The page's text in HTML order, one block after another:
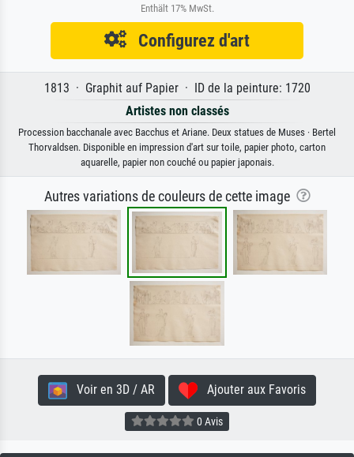
Enthält 17% MwSt.
Configurez d'art
1813 · Graphit auf Papier · ID de la peinture: 1720
Artistes non classés
Procession bacchanale avec Bacchus et Ariane. Deux statues de Muses · Bertel
Thorvaldsen. Disponible en impression d'art sur toile, papier photo, carton
aquarelle, papier non couché ou papier japonais.
Autres variations de couleurs de cette image
Voir en 3D / AR Ajouter aux Favoris
0 Avis